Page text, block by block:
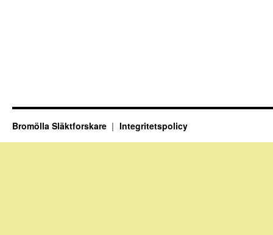
Bromölla Släktforskare Integritetspolicy